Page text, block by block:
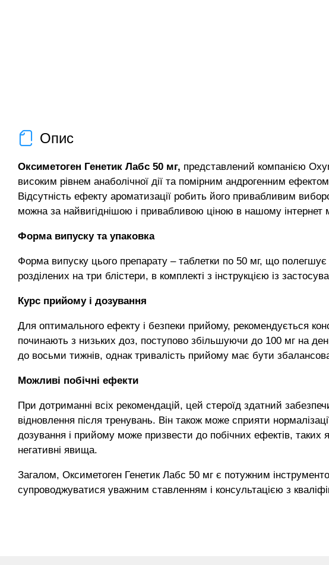
Опис
Оксиметоген Генетик Лабс 50 мг, представлений компанією
високим рівнем анаболічної дії та помірним андрогенним
Відсутність ефекту ароматизації робить його привабливим
можна за найвигіднішою і привабливою ціною в нашому інтернет
Форма випуску та упаковка
Форма випуску цього препарату – таблетки по 50 мг, що
розділених на три блістери, в комплекті з інструкцією із
Курс прийому і дозування
Для оптимального ефекту і безпеки прийому, рекомендується
починають з низьких доз, поступово збільшуючи до 100 мг на
до восьми тижнів, однак тривалість прийому має бути
Можливі побічні ефекти
При дотриманні всіх рекомендацій, цей стероїд здатний
відновлення після тренувань. Він також може сприяти
дозування і прийому може призвести до побічних ефектів, таких
негативні явища.
Загалом, Оксиметоген Генетик Лабс 50 мг є потужним
супроводжуватися уважним ставленням і консультацією з